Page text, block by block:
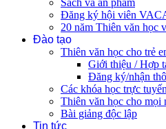
Sách và ấn phẩm
Đăng ký hội viên
20 năm Thiên văn học
Đào tạo
Thiên văn học cho trẻ
Giới thiệu / Hợp
Đăng ký/nhận
Các khóa học trực
Thiên văn học cho mọi
Bài giảng độc lập
Tin tức